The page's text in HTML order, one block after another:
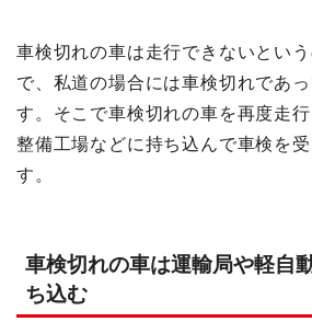
車検切れの車は走行できないとい
で、私道の場合には車検切れであ
す。そこで車検切れの車を再度走行
整備工場などに持ち込んで車検を
す。
車検切れの車は運輸局や軽自
ち込む